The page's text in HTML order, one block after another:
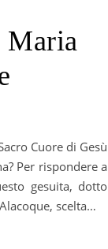
Maria
Per rispondere a
gesuita, dotto
scelta…